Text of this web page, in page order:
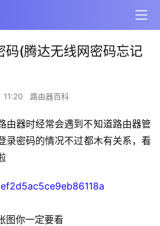
码(腾达无线网密码忘记
11:20 路由器百科
由器时经常会遇到不知道路由器管
录密码的情况不过都木有关系，看
图你一定要看